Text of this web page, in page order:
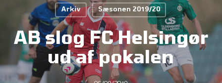
Arkiv Sæsonen 2019/20
AB slog FC Helsingør
ud af pokalen